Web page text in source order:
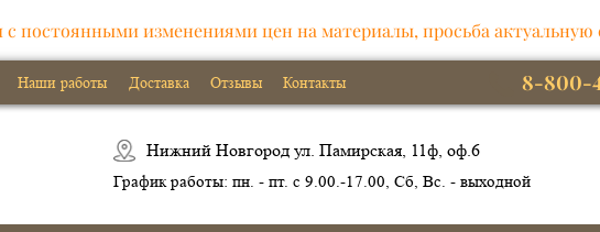
постоянными изменениями цен на материалы, просьба актуальную
Наши работы Доставка Отзывы Контакты 8-800-
Нижний Новгород ул. Памирская, 11ф, оф.6
График работы: пн. - пт. с 9.00.-17.00, Сб, Вс. - выходной